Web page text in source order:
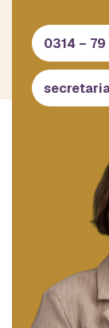
0314 –